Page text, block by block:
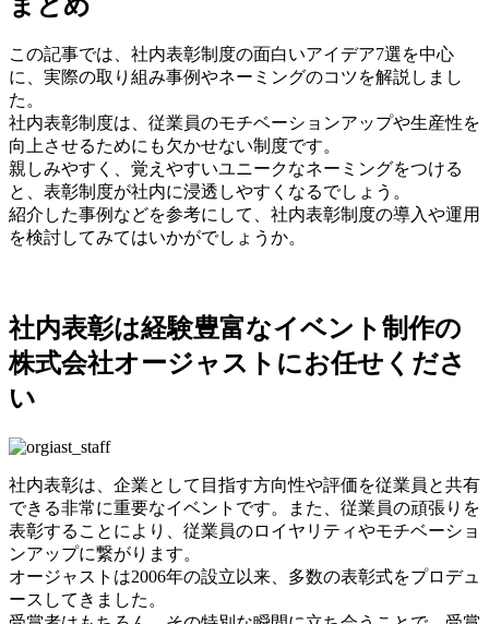
この記事では、社内表彰制度の面白いアイデア7選を中心
に、実際の取り組み事例やネーミングのコツを解説しまし
た。
社内表彰制度は、従業員のモチベーションアップや生産性を
向上させるためにも欠かせない制度です。
親しみやすく、覚えやすいユニークなネーミングをつける
と、表彰制度が社内に浸透しやすくなるでしょう。
紹介した事例などを参考にして、社内表彰制度の導入や運用
を検討してみてはいかがでしょうか。
社内表彰は経験豊富なイベント制作の
株式会社オージャストにお任せくださ
い
社内表彰は、企業として目指す方向性や評価を従業員と共有
できる非常に重要なイベントです。また、従業員の頑張りを
表彰することにより、従業員のロイヤリティやモチベーショ
ンアップに繋がります。
オージャストは2006年の設立以来、多数の表彰式をプロデュ
ースしてきました。